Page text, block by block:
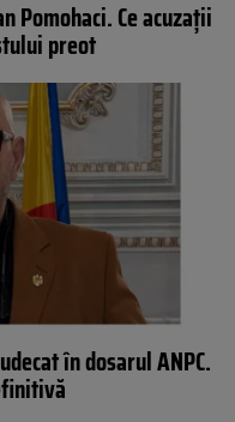
Pomohaci. Ce acuzații
preot
în dosarul ANPC.